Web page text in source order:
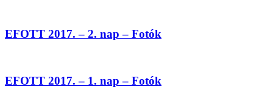
EFOTT 2017. – 2. nap – Fotók
EFOTT 2017. – 1. nap – Fotók